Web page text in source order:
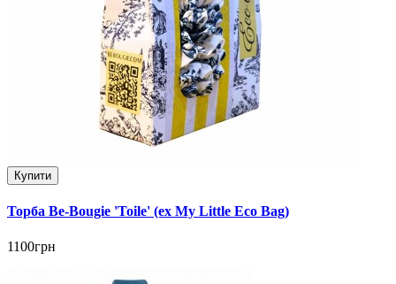
Купити
Торба Be-Bougie 'Toile' (ex My Little Eco Bag)
1100грн